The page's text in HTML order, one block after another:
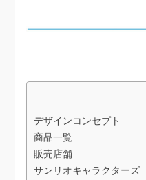
デザインコンセプト
商品一覧
販売店舗
サンリオキャラクターズ